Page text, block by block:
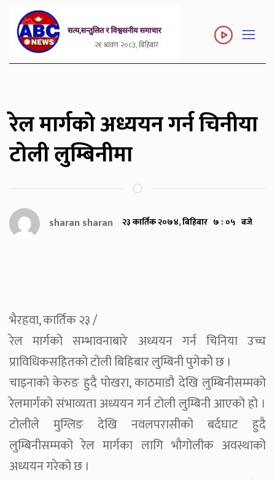
२१ श्रावण २०८३, बिहिबार
रेल मार्गको अध्ययन गर्न चिनीया
टोली लुम्बिनीमा
sharan sharan २३ कार्तिक २०७४, बिहिबार ७ : ०५ बजे
भैरहवा, कार्तिक २३ /
रेल मार्गको सम्भावनाबारे अध्ययन गर्न चिनिया उच्च
प्राविधिकसहितको टोली बिहिबार लुम्बिनी पुगेकोे छ ।
चाइनाको केरुङ हुदै पोखरा, काठमाडौ देखि लुम्बिनीसम्मको
रेलमार्गको संभाव्यता अध्ययन गर्न टोली लुम्बिनी आएको हो ।
टोलीले मुग्लिङ देखि नवलपरासीको बर्दघाट हुदै
लुम्बिनीसम्मको रेल मार्गका लागि भौगोलीक अवस्थाको
अध्ययन गरेको छ ।